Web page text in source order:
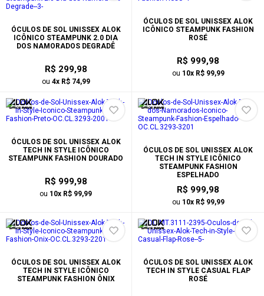
ÓCULOS DE SOL UNISSEX ALOK
ICÔNICO STEAMPUNK 2.0 DIA
DOS NAMORADOS DEGRADÊ
R$ 299,98
ou 4x R$ 74,99
ÓCULOS DE SOL UNISSEX ALOK
ICÔNICO STEAMPUNK FASHION
ROSÉ
R$ 999,98
ou 10x R$ 99,99
ÓCULOS DE SOL UNISSEX ALOK
TECH IN STYLE ICÔNICO
STEAMPUNK FASHION DOURADO
R$ 999,98
ou 10x R$ 99,99
ÓCULOS DE SOL UNISSEX ALOK
TECH IN STYLE ICÔNICO
STEAMPUNK FASHION
ESPELHADO
R$ 999,98
ou 10x R$ 99,99
ÓCULOS DE SOL UNISSEX ALOK
TECH IN STYLE ICÔNICO
STEAMPUNK FASHION ÔNIX
ÓCULOS DE SOL UNISSEX ALOK
TECH IN STYLE CASUAL FLAP
ROSÉ